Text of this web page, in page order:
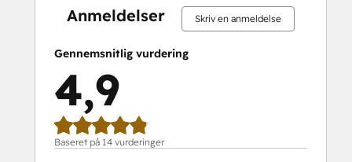
Anmeldelser Skriv en anmeldelse
Gennemsnitlig vurdering
4,9
Baseret på 14 vurderinger